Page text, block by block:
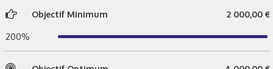
Objectif Minimum 2 000,00 €
200%